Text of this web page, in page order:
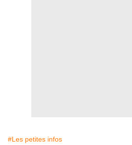
#Les petites infos